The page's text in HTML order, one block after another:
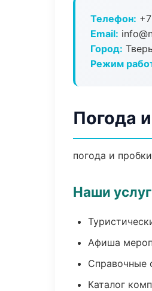
Телефон:
Email:
Город: Тверь
Режим
Погода
погода и
Наши
Афиша
Справочные
Каталог